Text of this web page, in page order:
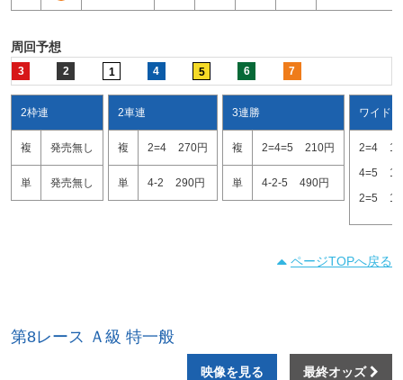
周回予想
3 2 1 4 5 6 7
2枠連
複 発売無し
単 発売無し
2車連
複 2=4 270円
単 4-2 290円
3連勝
複 2=4=5 210円
単 4-2-5 490円
ワイド
2=4
4=5
2=5
ページTOPへ戻る
第8レース Ａ級 特一般
映像を見る 最終オッズ